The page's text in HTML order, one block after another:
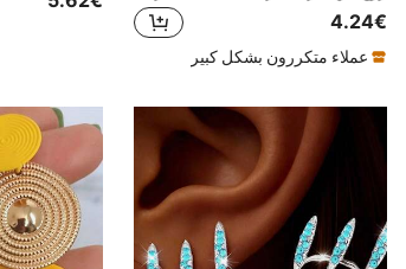
4.24€
عملاء متكررون بشكل كبير